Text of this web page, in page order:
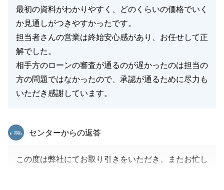
最初の資料がわかりやすく、どのくらいの価格でいく
か見通しがつきやすかったです。
担当者さんの営業は終始安心感があり、お任せして正
解でした。
相手方のローンの審査が通るのが遅かったのは担当の
方の問題ではなかったので、承認が通るために尽力も
いただき感謝しています。
東急リバブル
センターからの返答
この度は弊社にてお取り引きをいただき、またお忙し